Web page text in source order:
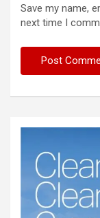
Save my name,
next time I